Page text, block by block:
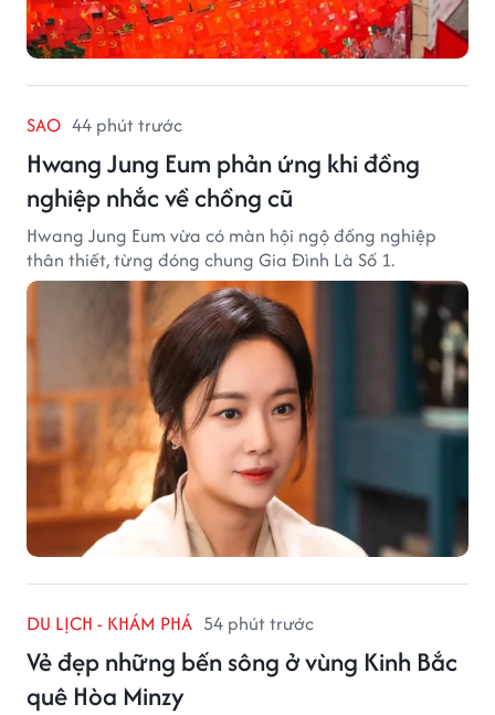
SAO 44 phút trước
Hwang Jung Eum phản ứng khi đồng
nghiệp nhắc về chồng cũ
Hwang Jung Eum vừa có màn hội ngộ đồng nghiệp
thân thiết, từng đóng chung Gia Đình Là Số 1.
DU LỊCH - KHÁM PHÁ 54 phút trước
Vẻ đẹp những bến sông ở vùng Kinh Bắc
quê Hòa Minzy